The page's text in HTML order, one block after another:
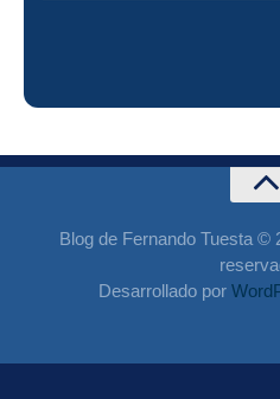
Blog de Fernando Tuesta ©
Desarrollado por